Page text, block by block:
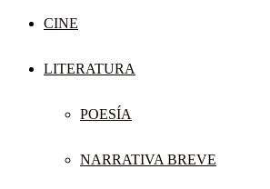
CINE
LITERATURA
POESÍA
NARRATIVA BREVE